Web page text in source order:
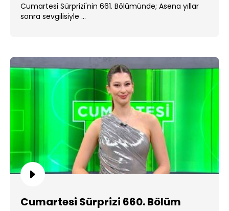
Cumartesi Sürprizi'nin 661. Bölümünde; Asena yıllar
sonra sevgilisiyle ...
Cumartesi Sürprizi 660. Bölüm